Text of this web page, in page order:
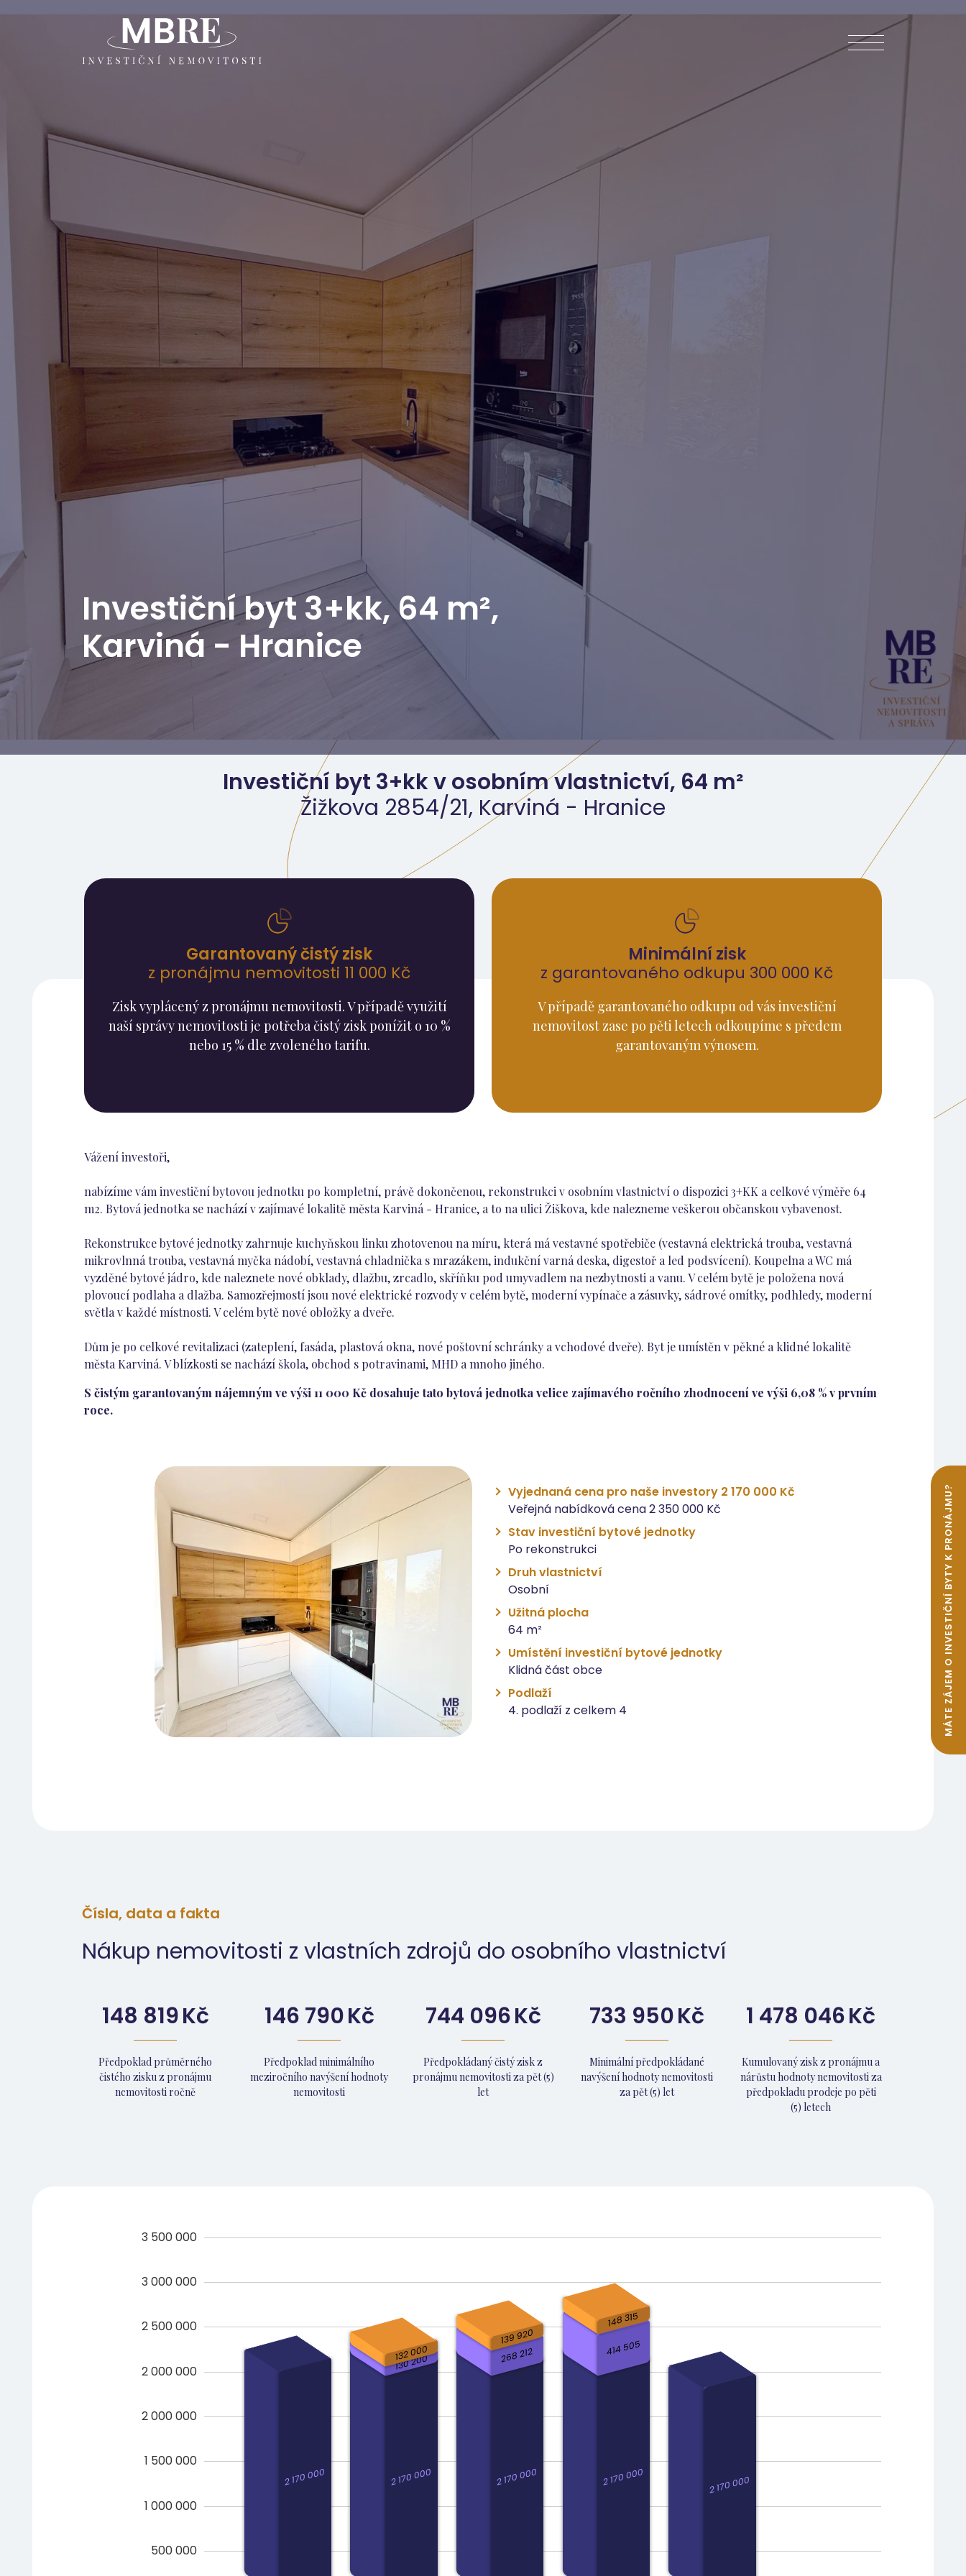
Investiční byt 3+kk, 64 m²,
Karviná - Hranice
Investiční byt 3+kk v osobním vlastnictví, 64 m²
Žižkova 2854/21, Karviná - Hranice
Garantovaný čistý zisk
z pronájmu nemovitosti 11 000 Kč
Zisk vyplácený z pronájmu nemovitosti. V případě využití
naší správy nemovitosti je potřeba čistý zisk ponížit o 10 %
nebo 15 % dle zvoleného tarifu.
Minimální zisk
z garantovaného odkupu 300 000 Kč
V případě garantovaného odkupu od vás investiční
nemovitost zase po pěti letech odkoupíme s předem
garantovaným výnosem.
Vážení investoři,
nabízíme vám investiční bytovou jednotku po kompletní, právě dokončenou, rekonstrukci v osobním vlastnictví o dispozici 3+KK a celkové výměře 64
m2. Bytová jednotka se nachází v zajímavé lokalitě města Karviná - Hranice, a to na ulici Žiškova, kde nalezneme veškerou občanskou vybavenost.
Rekonstrukce bytové jednotky zahrnuje kuchyňskou linku zhotovenou na míru, která má vestavné spotřebiče (vestavná elektrická trouba, vestavná
mikrovlnná trouba, vestavná myčka nádobí, vestavná chladnička s mrazákem, indukční varná deska, digestoř a led podsvícení). Koupelna a WC má
vyzděné bytové jádro, kde naleznete nové obklady, dlažbu, zrcadlo, skříňku pod umyvadlem na nezbytnosti a vanu. V celém bytě je položena nová
plovoucí podlaha a dlažba. Samozřejmostí jsou nové elektrické rozvody v celém bytě, moderní vypínače a zásuvky, sádrové omítky, podhledy, moderní
světla v každé místnosti. V celém bytě nové obložky a dveře.
Dům je po celkové revitalizaci (zateplení, fasáda, plastová okna, nové poštovní schránky a vchodové dveře). Byt je umístěn v pěkné a klidné lokalitě
města Karviná. V blízkosti se nachází škola, obchod s potravinami, MHD a mnoho jiného.
S čistým garantovaným nájemným ve výši 11 000 Kč dosahuje tato bytová jednotka velice zajímavého ročního zhodnocení ve výši 6,08 % v prvním
roce.
Vyjednaná cena pro naše investory 2 170 000 Kč
Veřejná nabídková cena 2 350 000 Kč
Stav investiční bytové jednotky
Po rekonstrukci
Druh vlastnictví
Osobní
Užitná plocha
64 m²
Umístění investiční bytové jednotky
Klidná část obce
Podlaží
4. podlaží z celkem 4
Čísla, data a fakta
Nákup nemovitosti z vlastních zdrojů do osobního vlastnictví
148 819Kč
Předpoklad průměrného
čistého zisku z pronájmu
nemovitosti ročně
146 790Kč
Předpoklad minimálního
meziročního navýšení hodnoty
nemovitosti
744 096Kč
Předpokládaný čistý zisk z
pronájmu nemovitosti za pět (5)
let
733 950Kč
Minimální předpokládané
navýšení hodnoty nemovitosti
za pět (5) let
1 478 046Kč
Kumulovaný zisk z pronájmu a
nárůstu hodnoty nemovitosti za
předpokladu prodeje po pěti
(5) letech
500 000
1 000 000
1 500 000
2 000 000
2 000 000
2 500 000
3 000 000
3 500 000
2 170 000 2 170 000
130 200
132 000
2 170 000
268 212
139 920
2 170 000
414 505
148 315
2 170 000
733 950
166 647
MÁTE ZÁJEM O INVESTIČNÍ BYTY K PRONÁJMU?